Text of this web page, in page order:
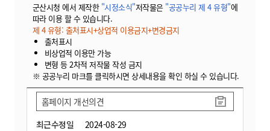
군산시청 에서 제작한 "시정소식"저작물은 "공공누리 제 4 유형"에
따라 이용 할 수 있습니다.
제 4 유형: 출처표시+상업적 이용금지+변경금지
출처표시
비상업적 이용만 가능
변형 등 2차적 저작물 작성 금지
※ 공공누리 마크를 클릭하시면 상세내용을 확인 하실 수 있습니다.
최근수정일 2024-08-29
홈페이지 개선의견